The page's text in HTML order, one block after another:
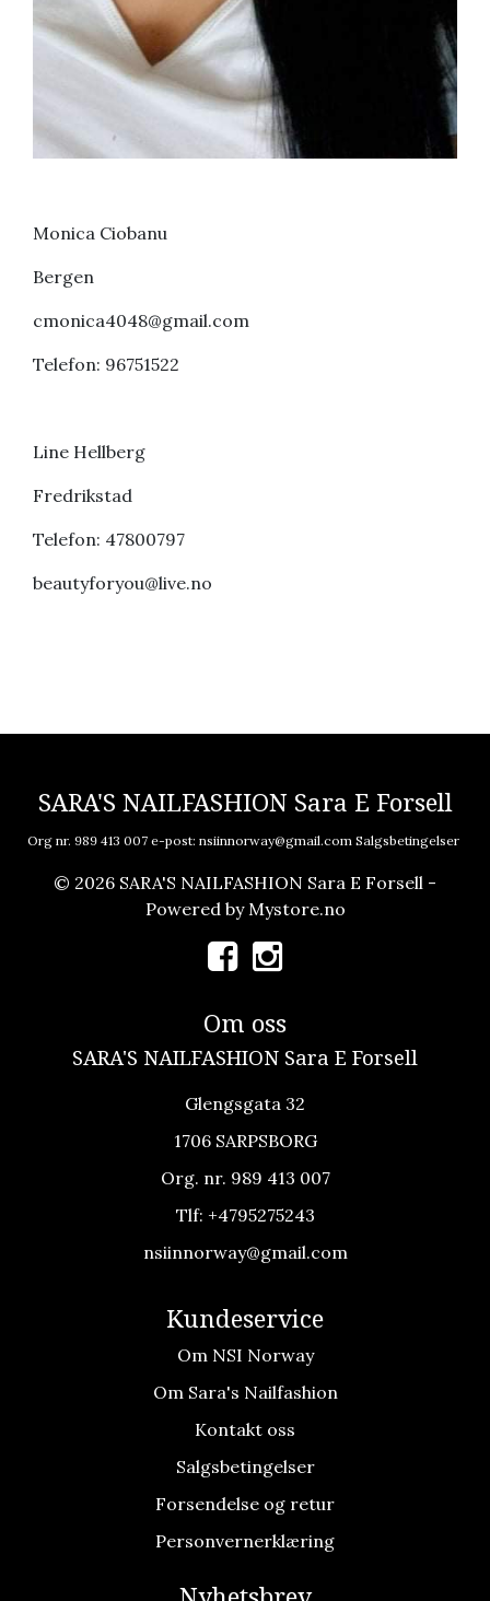
Monica Ciobanu
Bergen
cmonica4048@gmail.com
Telefon: 96751522
Line Hellberg
Fredrikstad
Telefon: 47800797
beautyforyou@live.no
SARA'S NAILFASHION Sara E Forsell
Org nr. 989 413 007 e-post: nsiinnorway@gmail.com Salgsbetingelser
© 2026 SARA'S NAILFASHION Sara E Forsell -
Powered by Mystore.no
Om oss
SARA'S NAILFASHION Sara E Forsell
Glengsgata 32
1706 SARPSBORG
Org. nr. 989 413 007
Tlf: +4795275243
nsiinnorway@gmail.com
Kundeservice
Om NSI Norway
Om Sara's Nailfashion
Kontakt oss
Salgsbetingelser
Forsendelse og retur
Personvernerklæring